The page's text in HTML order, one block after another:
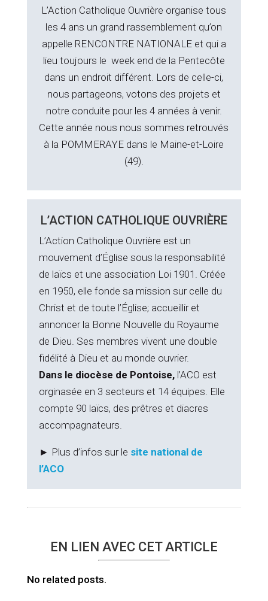
L’Action Catholique Ouvrière organise tous
les 4 ans un grand rassemblement qu’on
appelle RENCONTRE NATIONALE et qui a
lieu toujours le week end de la Pentecôte
dans un endroit différent. Lors de celle-ci,
nous partageons, votons des projets et
notre conduite pour les 4 années à venir.
Cette année nous nous sommes retrouvés
à la POMMERAYE dans le Maine-et-Loire
(49).
L’ACTION CATHOLIQUE OUVRIÈRE
L’Action Catholique Ouvrière est un
mouvement d’Église sous la responsabilité
de laïcs et une association Loi 1901. Créée
en 1950, elle fonde sa mission sur celle du
Christ et de toute l’Église; accueillir et
annoncer la Bonne Nouvelle du Royaume
de Dieu. Ses membres vivent une double
fidélité à Dieu et au monde ouvrier.
Dans le diocèse de Pontoise,l’ACO est
orginasée en 3 secteurs et 14 équipes. Elle
compte 90 laïcs, des prêtres et diacres
accompagnateurs.
► Plus d’infos sur le site national de
l’ACO
EN LIEN AVEC CET ARTICLE
No related posts.